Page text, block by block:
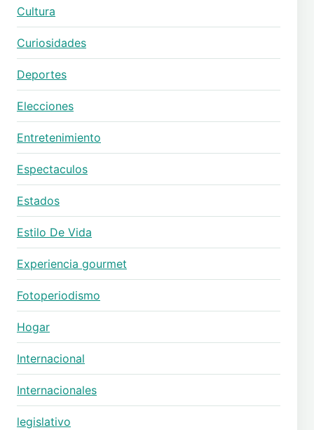
Cultura
Curiosidades
Deportes
Elecciones
Entretenimiento
Espectaculos
Estados
Estilo De Vida
Experiencia gourmet
Fotoperiodismo
Hogar
Internacional
Internacionales
legislativo